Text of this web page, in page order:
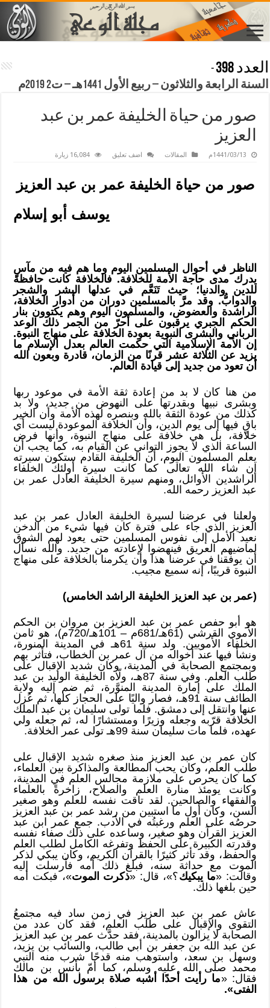
العدد 398
-
السنة الرابعة والثلاثون – ربيع الأول 1441هـ – ت2 2019م
صور من حياة الخليفة عمر بن عبد
العزيز
1441/03/13م المقالات اضف تعليق 16,084 زيارة
صور من حياة الخليفة عمر بن عبد العزيز
يوسف أبو إسلام
الناظر في أحوال المسلمين اليوم وما هم فيه من مآسٍ
يدرك مدى حاجة الأمة للخلافة. فالخلافة كانت حافظة
للدين والدنيا؛ حيث تَنَعَّم في عدلها البشر والشجر
والدوابُّ. وقد مرَّ بالمسلمين دوران من أدوار الخلافة،
الراشدة والعضوض، والمسلمون اليوم وهم يكتوون بنار
الحكم الجبري يرقبون على أحرّ من الجمر ذلك الوعد
الرباني والبشرى النبوية بعودة الخلافة على منهاج النبوة.
إن الأمة الإسلامية التي حكمت العالم بعدل الإسلام ما
يزيد عن الثلاثة عشر قرنًا من الزمان، قادرة وبعون الله
أن تعود من جديد إلى قيادة العالم.
من هنا كان لا بد من إعادة ثقة الأمة في موعود ربها
وبشرى نبيها وبقدرتها على النهوض من جديد، ولا بد
كذلك من عودة الثقة بالله وبنصره لهذه الأمة وأن الخير
باقٍ فيها إلى يوم الدين، وأن الخلافة الموعودة ليست أي
خلافة، بل هي خلافة على منهاج النبوة، وأنها فرض
الساعة الذي لا يجوز التواني عن القيام به، كما يجب أن
يعلم المسلمون اليوم، أن الخليفة القادم ستكون سيرته
إن شاء الله تعالى كما كانت سيرة أولئك الخلفاء
الراشدين الأوائل، ومنهم سيرة الخليفة العادل عمر بن
عبد العزيز رحمه الله.
ولعلنا في عرضنا لسيرة الخليفة العادل عمر بن عبد
العزيز الذي جاء على فترة كان فيها شيء من الدخن
نعيد الأمل إلى نفوس المسلمين حتى يعود لهم الشوق
لماضيهم العريق فينهضوا لإعادته من جديد. والله نسأل
أن يوفقنا في عرضنا هذا وأن يكرمنا بالخلافة على منهاج
النبوة قريبًا، إنه سميع مجيب.
(عمر بن عبد العزيز الخليفة الراشد الخامس)
هو أبو حفص عمر بن عبد العزيز بن مروان بن الحكم
الأموي القرشي (61هـ/681م – 101هـ/720م)، هو ثامن
الخلفاء الأمويين. ولد سنة 61هـ في المدينة المنورة،
ونشأ فيها عند أخواله من آل عمر بن الخطاب، فتأثر بهم
وبمجتمع الصحابة في المدينة، وكان شديد الإقبال على
طلب العلم. وفي سنة 87هـ، ولّاه الخليفة الوليد بن عبد
الملك على إمارة المدينة المنوَّرة، ثم ضم إليه ولاية
الطائف سنة 91هـ، فصار واليًا على الحجاز كلها، ثم عُزل
عنها وانتقل إلى دمشق. فلما تولى سليمان بن عبد الملك
الخلافة قرّبه وجعله وزيرًا ومستشارًا له، ثم جعله ولي
عهده، فلما مات سليمان سنة 99هـ تولى عمر الخلافة.
كان عمر بن عبد العزيز منذ صغره شديد الإقبال على
طلب العلم، وكان يحب المطالعة والمذاكرة بين العلماء،
كما كان يحرص على ملازمة مجالس العلم في المدينة،
وكانت يومئذ منارة العلم والصلاح، زاخرةً بالعلماء
والفقهاء والصالحين. لقد تاقت نفسه للعلم وهو صغير
السن، وكان أول ما استبين من رشد عمر بن عبد العزيز
حرصُه على العلم ورغبتُه في الأدب. جمع عمر ابن عبد
العزيز القرآن وهو صغير، وساعده على ذلك صفاء نفسه
وقدرته الكبيرة على الحفظ وتفرغه الكامل لطلب العلم
والحفظ، وقد تأثر كثيرًا بالقرآن الكريم، وكان يبكي لذكر
الموت مع حداثة سنه، فبلغ ذلك أمه فأرسلت إليه
وقالت: «ما يبكيك؟»، قال: «ذكرت الموت»، فبكت أمه
حين بلغها ذلك.
عاش عمر بن عبد العزيز في زمن ساد فيه مجتمعُ
التقوى والإقبال على طلب العلم، فقد كان عدد من
الصحابة لا يزالون بالمدينة، فقد حدَّث عمر بن عبد العزيز
عن عبد الله بن جعفر بن أبي طالب، والسائب بن يزيد،
وسهل بن سعد، واستوهب منه قدحًا شرب منه النبي
محمد صلى الله عليه وسلم، كما أمّ بأنس بن مالك
فقال: «ما رأيت أحدًا أشبه صلاة برسول الله من هذا
الفتى».